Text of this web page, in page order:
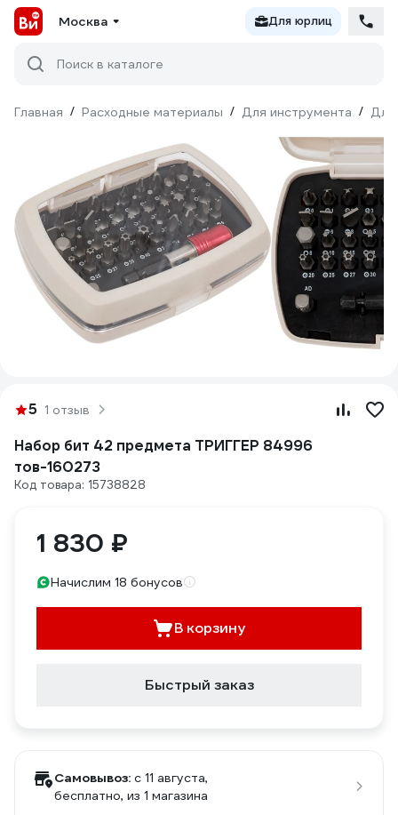
Москва Для юрлиц
Поиск в каталоге
Главная / Расходные материалы / Для инструмента / Для
5 1 отзыв
Набор бит 42 предмета ТРИГГЕР 84996
тов-160273
Код товара: 15738828
1 830 ₽
Начислим 18 бонусов
В корзину
Быстрый заказ
Самовывоз: c 11 августа,
бесплатно, из 1 магазина